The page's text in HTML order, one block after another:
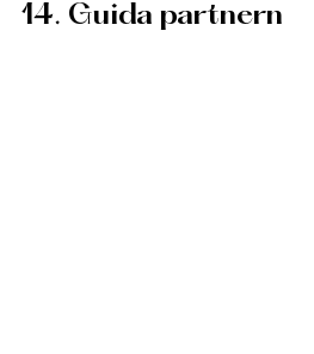
14. Guida partnern